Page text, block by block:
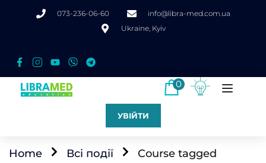
073-236-06-60
info@libra-med.com.ua
Ukraine, Kyiv
0
УВІЙТИ
Home Всі події
Course tagged